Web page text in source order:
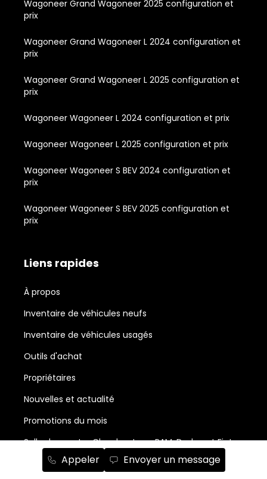
Appeler Envoyer un message
Wagoneer Grand Wagoneer 2025 configuration et
prix
Wagoneer Grand Wagoneer L 2024 configuration et
prix
Wagoneer Grand Wagoneer L 2025 configuration et
prix
Wagoneer Wagoneer L 2024 configuration et prix
Wagoneer Wagoneer L 2025 configuration et prix
Wagoneer Wagoneer S BEV 2024 configuration et
prix
Wagoneer Wagoneer S BEV 2025 configuration et
prix
Liens rapides
À propos
Inventaire de véhicules neufs
Inventaire de véhicules usagés
Outils d'achat
Propriétaires
Nouvelles et actualité
Promotions du mois
Salle de montre Chrysler, Jeep, RAM, Dodge et Fiat
Abonnement à l'infolettre